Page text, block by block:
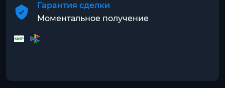
Гарантия сделки
Моментальное получение